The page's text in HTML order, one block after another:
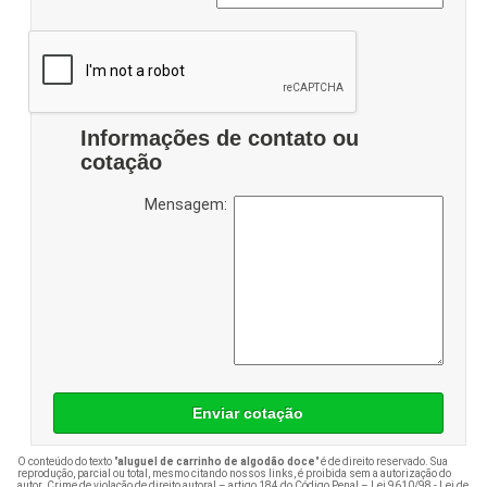
Informações de contato ou
cotação
Mensagem:
Enviar cotação
O conteúdo do texto "aluguel de carrinho de algodão doce" é de direito reservado. Sua
reprodução, parcial ou total, mesmo citando nossos links, é proibida sem a autorização do